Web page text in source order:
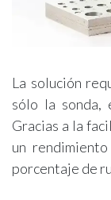
La solución
sólo la sonda,
Gracias a la
un
porcentaje de